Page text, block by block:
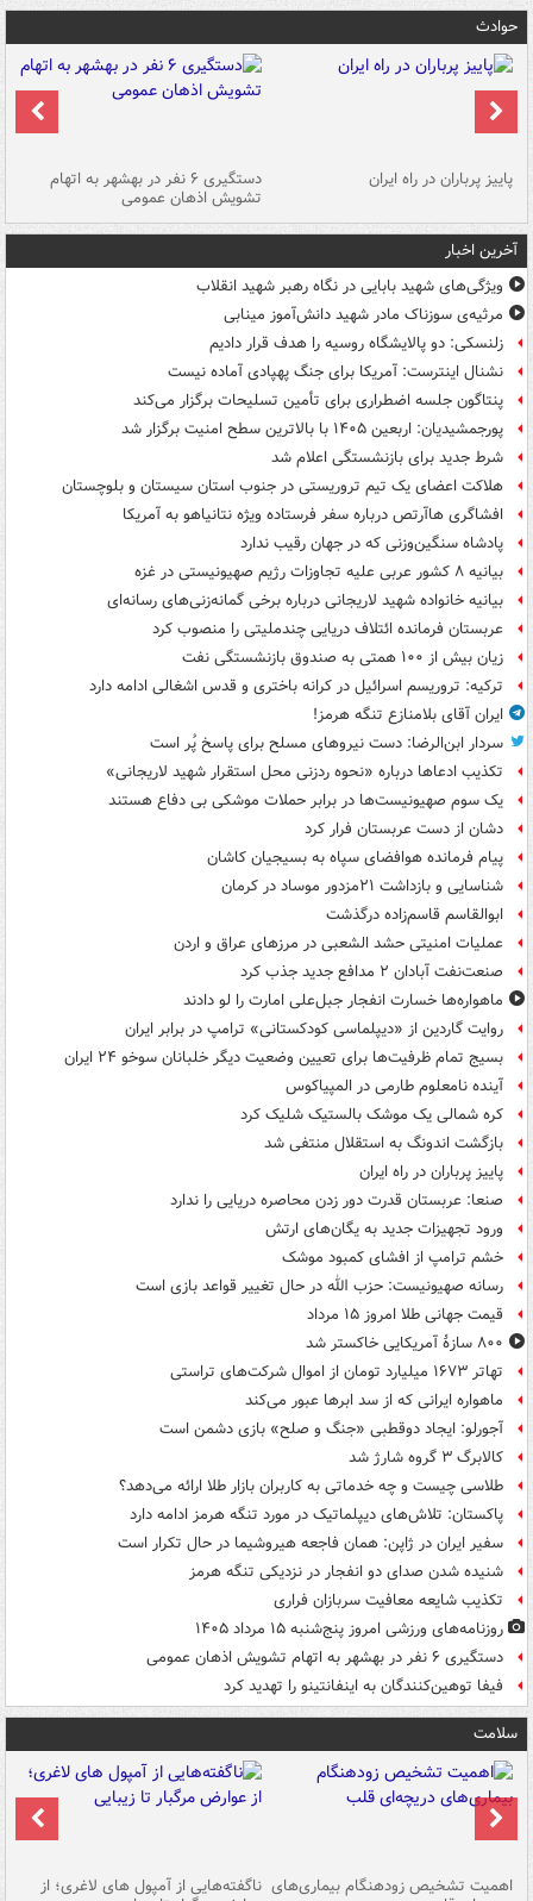
حوادث
پاییز پرباران در راه ایران دستگیری ۶ نفر در بهشهر به اتهام
تشویش اذهان عمومی
آخرین اخبار
ویژگی‌های شهید بابایی در نگاه رهبر شهید انقلاب
مرثیه‌ی سوزناک مادر شهید دانش‌آموز مینابی
زلنسکی: دو پالایشگاه روسیه را هدف قرار دادیم
نشنال اینترست: آمریکا برای جنگ پهپادی آماده نیست
پنتاگون جلسه اضطراری برای تأمین تسلیحات برگزار می‌کند
پورجمشیدیان: اربعین ۱۴۰۵ با بالاترین سطح امنیت برگزار شد
شرط جدید برای بازنشستگی اعلام شد
هلاکت اعضای یک تیم تروریستی در جنوب استان سیستان و بلوچستان
افشاگری هاآرتص درباره سفر فرستاده ویژه نتانیاهو به آمریکا
پادشاه سنگین‌وزنی که در جهان رقیب ندارد
بیانیه ۸ کشور عربی علیه تجاوزات رژیم صهیونیستی در غزه
بیانیه خانواده شهید لاریجانی درباره برخی گمانه‌زنی‌های رسانه‌ای
عربستان فرمانده ائتلاف دریایی چندملیتی را منصوب کرد
زیان بیش از ۱۰۰ همتی به صندوق‌ بازنشستگی نفت
ترکیه: تروریسم اسرائیل در کرانه باختری و قدس اشغالی ادامه دارد
ایران آقای بلامنازع تنگه هرمز!
سردار ابن‌الرضا: دست نیروهای مسلح برای پاسخ پُر است
تکذیب ادعاها درباره «نحوه ردزنی محل استقرار شهید لاریجانی»
یک‌ سوم صهیونیست‌ها در برابر حملات موشکی بی دفاع هستند
دشان از دست عربستان فرار کرد
پیام فرمانده هوافضای سپاه به بسیجیان کاشان
شناسایی و بازداشت ۲۱مزدور موساد در کرمان
ابوالقاسم قاسم‌زاده درگذشت
عملیات امنیتی حشد الشعبی در مرزهای عراق و اردن
صنعت‌نفت آبادان ۲ مدافع جدید جذب کرد
ماهواره‌ها خسارت انفجار جبل‌علی امارت را لو دادند
روایت گاردین از «دیپلماسی کودکستانی» ترامپ در برابر ایران
بسیج تمام ظرفیت‌ها برای تعیین وضعیت دیگر خلبانان سوخو ۲۴ ایران
آینده نامعلوم طارمی در المپیاکوس
کره شمالی یک موشک بالستیک شلیک کرد
بازگشت اندونگ به استقلال منتفی شد
پاییز پرباران در راه ایران
صنعا: عربستان قدرت دور زدن محاصره دریایی را ندارد
ورود تجهیزات جدید به یگان‌های ارتش
خشم ترامپ از افشای کمبود موشک
رسانه صهیونیست: حزب الله در حال تغییر قواعد بازی است
قیمت جهانی طلا امروز ۱۵ مرداد
۸۰۰ سازۀ آمریکایی خاکستر شد
تهاتر ۱۶۷۳ میلیارد تومان از اموال شرکت‌های تراستی
ماهواره ایرانی که از سد ابرها عبور می‌کند
آجورلو: ایجاد دوقطبی «جنگ و صلح‌» بازی دشمن است
کالابرگ ۳ گروه شارژ شد
طلاسی چیست و چه خدماتی به کاربران بازار طلا ارائه می‌دهد؟
پاکستان: تلاش‌های دیپلماتیک در مورد تنگه هرمز ادامه دارد
سفیر ایران در ژاپن: همان فاجعه هیروشیما در حال تکرار است
شنیده شدن صدای دو انفجار در نزدیکی تنگه هرمز
تکذیب شایعه معافیت سربازان فراری
روزنامه‌های ورزشی امروز پنج‌شنبه ۱۵ مرداد ۱۴۰۵
دستگیری ۶ نفر در بهشهر به اتهام تشویش اذهان عمومی
فیفا توهین‌کنندگان به اینفانتینو را تهدید کرد
سلامت
اهمیت تشخیص زودهنگام بیماری‌های ناگفته‌هایی از آمپول های لاغری؛ از